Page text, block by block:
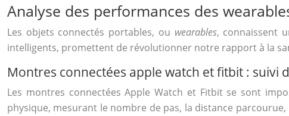
Analyse des performances des
Les objets connectés portables, ou wearables, connaissent
intelligents, promettent de révolutionner notre rapport à la
Montres connectées apple watch et fitbit : suivi
Les montres connectées Apple Watch et Fitbit se sont
physique, mesurant le nombre de pas, la distance